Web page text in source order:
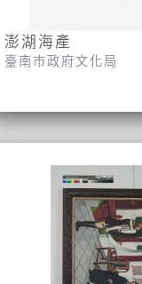
澎湖海產
臺南市政府文化局